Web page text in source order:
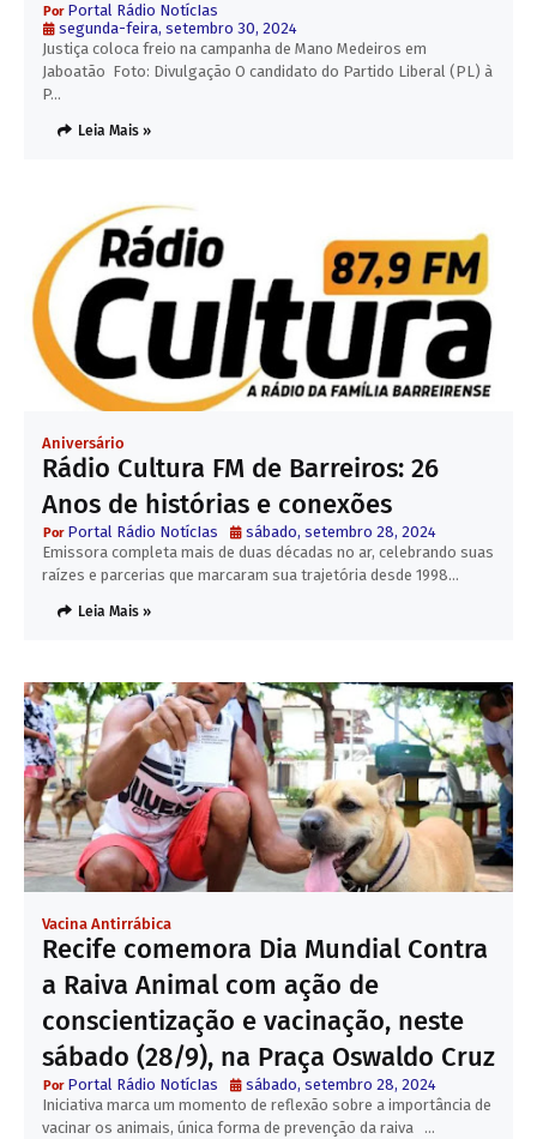
Portal Rádio NotícIas
segunda-feira, setembro 30, 2024
Justiça coloca freio na campanha de Mano Medeiros em
Jaboatão Foto: Divulgação O candidato do Partido Liberal (PL) à
P…
Leia Mais »
Aniversário
Rádio Cultura FM de Barreiros: 26
Anos de histórias e conexões
Portal Rádio NotícIas
sábado, setembro 28, 2024
Emissora completa mais de duas décadas no ar, celebrando suas
raízes e parcerias que marcaram sua trajetória desde 1998…
Leia Mais »
Vacina Antirrábica
Recife comemora Dia Mundial Contra
a Raiva Animal com ação de
conscientização e vacinação, neste
sábado (28/9), na Praça Oswaldo Cruz
Portal Rádio NotícIas
sábado, setembro 28, 2024
Iniciativa marca um momento de reflexão sobre a importância de
vacinar os animais, única forma de prevenção da raiva …